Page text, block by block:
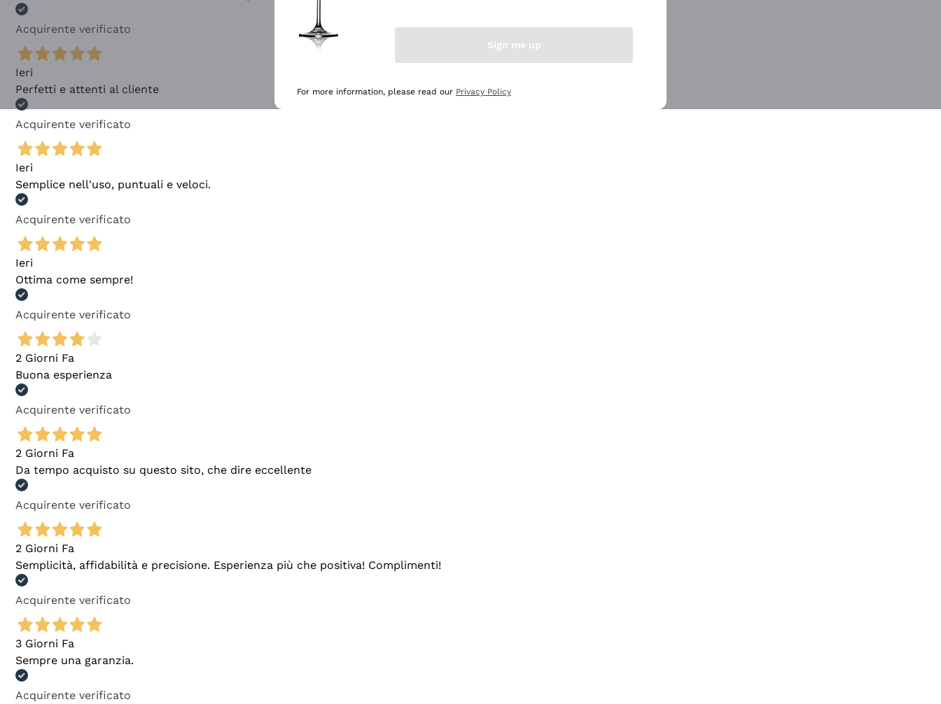
Acquirente verificato
Ieri
Perfetti e attenti al cliente
Acquirente verificato
Ieri
Semplice nell'uso, puntuali e veloci.
Acquirente verificato
Ieri
Ottima come sempre!
Acquirente verificato
2 Giorni Fa
Buona esperienza
Acquirente verificato
2 Giorni Fa
Da tempo acquisto su questo sito, che dire eccellente
Acquirente verificato
2 Giorni Fa
Semplicità, affidabilità e precisione. Esperienza più che positiva! Complimenti!
Acquirente verificato
3 Giorni Fa
Sempre una garanzia.
Acquirente verificato
Sign me up
For more information, please read our Privacy Policy